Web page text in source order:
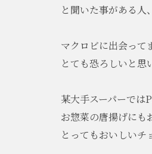
と聞いた事がある人
マクロビに出会って
とても恐ろしいと思
某大手スーパーでは
お惣菜の唐揚げにも
とってもおいしいチ